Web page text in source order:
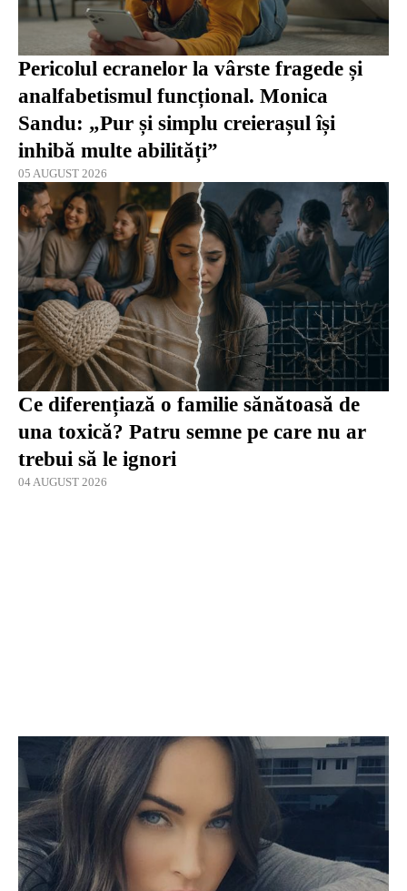
Pericolul ecranelor la vârste fragede și
analfabetismul funcțional. Monica
Sandu: „Pur și simplu creierașul își
inhibă multe abilități”
05 AUGUST 2026
Ce diferențiază o familie sănătoasă de
una toxică? Patru semne pe care nu ar
trebui să le ignori
04 AUGUST 2026